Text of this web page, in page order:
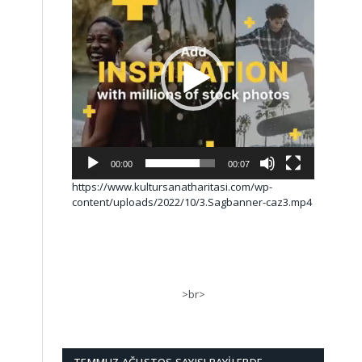
00:00 00:07
https://www.kultursanatharitasi.com/wp-
content/uploads/2022/10/3.Sagbanner-caz3.mp4
>br>